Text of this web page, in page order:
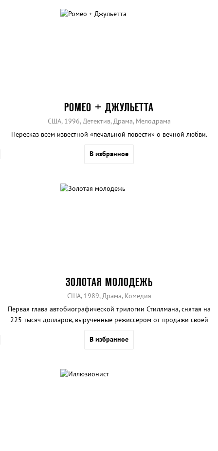
РОМЕО + ДЖУЛЬЕТТА
США, 1996, Детектив, Драма, Мелодрама
Пересказ всем известной «печальной повести» о вечной любви.
В избранное
ЗОЛОТАЯ МОЛОДЕЖЬ
США, 1989, Драма, Комедия
Первая глава автобиографической трилогии Стиллмана, снятая на
225 тысяч долларов, вырученные режиссером от продажи своей
В избранное